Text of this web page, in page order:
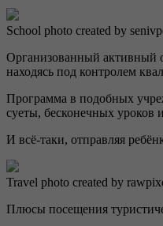
School photo created by
Организованный активный
находясь под контролем
Программа в подобных
суеты, бесконечных уроков
И всё-таки, отправляя
Travel photo created by
Плюсы посещения